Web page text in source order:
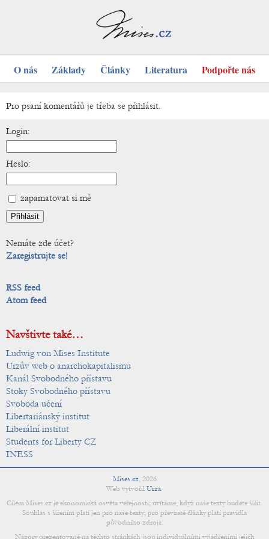
O nás Základy Články Literatura Podpořte nás
Pro psaní komentářů je třeba se přihlásit.
Login:
Heslo:
zapamatovat si mě
Nemáte zde účet?
Zaregistrujte se!
RSS feed
Atom feed
Navštivte také…
Ludwig von Mises Institute
Urzův web o anarchokapitalismu
Kanál Svobodného přístavu
Stoky Svobodného přístavu
Svoboda učení
Libertariánský institut
Liberální institut
Students for Liberty CZ
INESS
Mises.cz, 2026
Web vytvořil Urza.
Cílem Mises.cz je ekonomická osvěta veřejnosti; uvítáme, když naše texty budete šířit.
Souhlas s šířením platí jen pro naše texty; pro převzaté články platí pravidla
původního zdroje.
Názory prezentované na těchto stránkách jsou individuálními vyjádřeními jejich